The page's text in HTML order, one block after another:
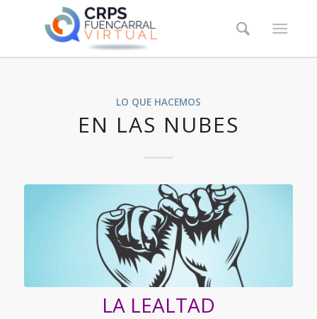
LO QUE HACEMOS
EN LAS NUBES
LA LEALTAD